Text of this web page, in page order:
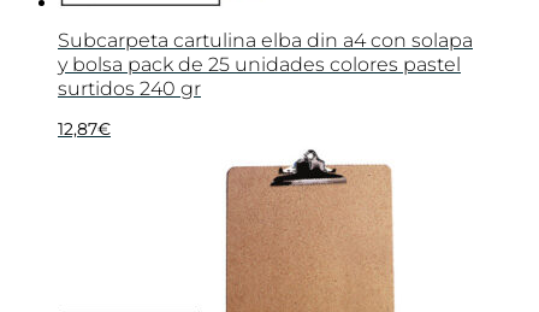
Subcarpeta cartulina elba din a4 con solapa
y bolsa pack de 25 unidades colores pastel
surtidos 240 gr
12,87€